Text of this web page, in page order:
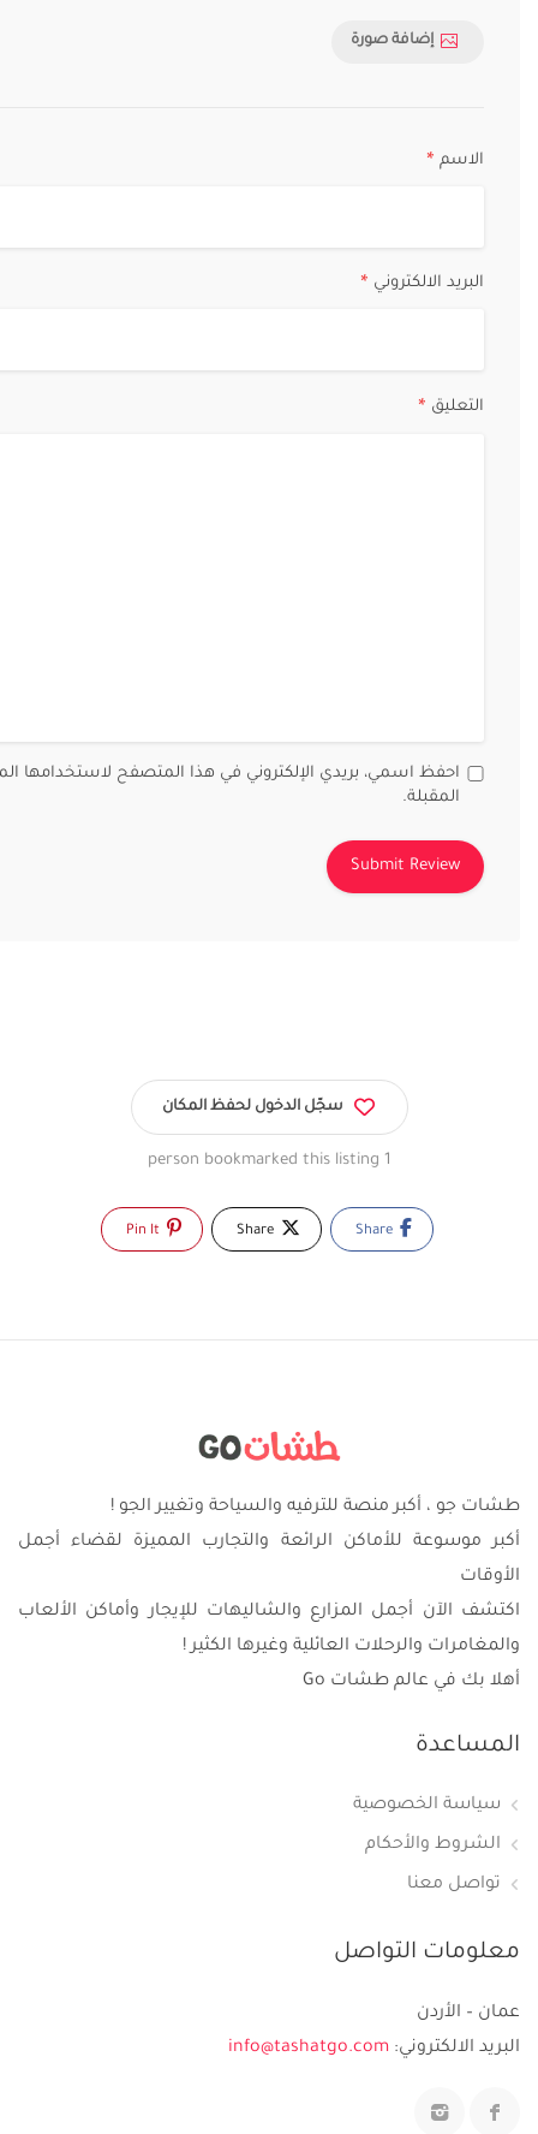
إضافة صورة
الاسم *
البريد الالكتروني *
التعليق *
احفظ اسمي، بريدي الإلكتروني في هذا المتصفح لاستخدامها
المقبلة.
سجّل الدخول لحفظ المكان
1 person bookmarked this listing
طشات جو ، أكبر منصة للترفيه والسياحة وتغيير الجو !
أكبر موسوعة للأماكن الرائعة والتجارب المميزة لقضاء أجمل
الأوقات
اكتشف الآن أجمل المزارع والشاليهات للإيجار وأماكن الألعاب
والمغامرات والرحلات العائلية وغيرها الكثير !
أهلا بك في عالم طشات Go
المساعدة
سياسة الخصوصية
الشروط والأحكام
تواصل معنا
معلومات التواصل
عمان – الأردن
البريد الالكتروني: info@tashatgo.com